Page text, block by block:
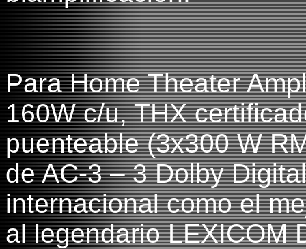
Para Home Theater
160W c/u, THX
puenteable (3x300 W
de AC-3 – 3 Dolby
internacional como el
al legendario LEXICOM